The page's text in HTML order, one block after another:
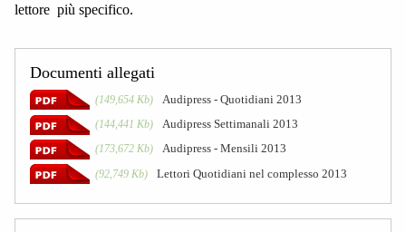
lettore più specifico.
Documenti allegati
(149,654 Kb) Audipress - Quotidiani 2013
(144,441 Kb) Audipress Settimanali 2013
(173,672 Kb) Audipress - Mensili 2013
(92,749 Kb) Lettori Quotidiani nel complesso 2013